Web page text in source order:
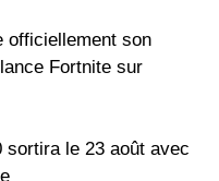
officiellement son
Fortnite sur
sortira le 23 août avec